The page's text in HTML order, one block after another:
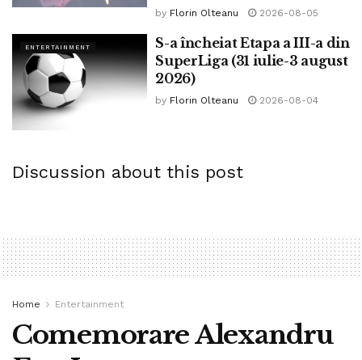
by Florin Olteanu 2026-08-05
ENTERTAINMENT
S-a încheiat Etapa a III-a din
SuperLiga (31 iulie-3 august
2026)
by Florin Olteanu 2026-08-04
Discussion about this post
Home Entertainment
Comemorare Alexandru